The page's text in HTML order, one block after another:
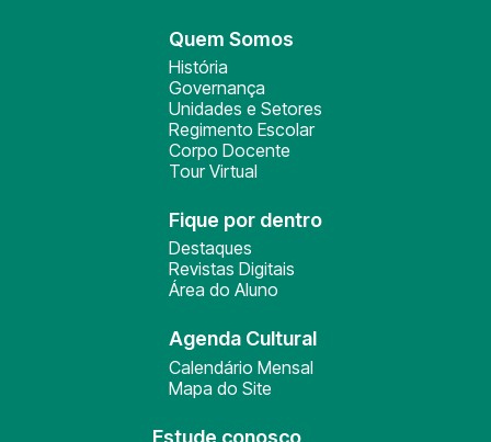
Quem Somos
História
Governança
Unidades e Setores
Regimento Escolar
Corpo Docente
Tour Virtual
Fique por dentro
Destaques
Revistas Digitais
Área do Aluno
Agenda Cultural
Calendário Mensal
Mapa do Site
Estude conosco